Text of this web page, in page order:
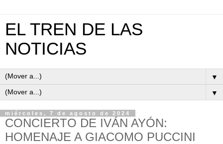
EL TREN DE LAS
NOTICIAS
▼
▼
miércoles, 7 de agosto de 2024
CONCIERTO DE IVÁN AYÓN:
HOMENAJE A GIACOMO PUCCINI